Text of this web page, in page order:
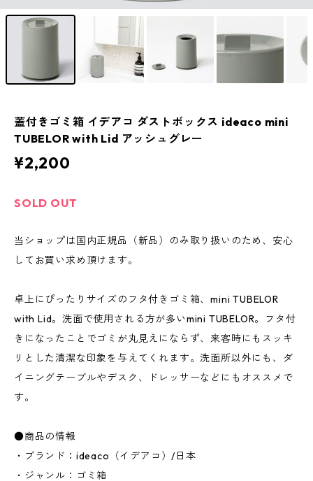
蓋付きゴミ箱 イデアコ ダストボックス ideaco mini
TUBELOR with Lid アッシュグレー
¥2,200
SOLD OUT
当ショップは国内正規品（新品）のみ取り扱いのため、安心
してお買い求め頂けます。
卓上にぴったりサイズのフタ付きゴミ箱、mini TUBELOR
with Lid。洗面で使用される方が多いmini TUBELOR。フタ付
きになったことでゴミが丸見えにならず、来客時にもスッキ
リとした清潔な印象を与えてくれます。洗面所以外にも、ダ
イニングテーブルやデスク、ドレッサーなどにもオススメで
す。
●商品の情報
・ブランド：ideaco（イデアコ）/日本
・ジャンル：ゴミ箱